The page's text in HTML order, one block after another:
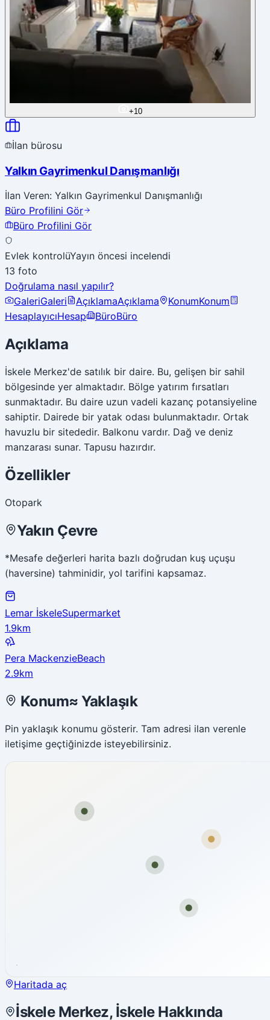
+10
İlan bürosu
Yalkın Gayrimenkul Danışmanlığı
İlan Veren: Yalkın Gayrimenkul Danışmanlığı
Büro Profilini Gör
Büro Profilini Gör
Evlek kontrolüYayın öncesi incelendi
13 foto
Doğrulama nasıl yapılır?
GaleriGaleri AçıklamaAçıklama KonumKonum
HesaplayıcıHesap BüroBüro
Açıklama
İskele Merkez'de satılık bir daire. Bu, gelişen bir sahil
bölgesinde yer almaktadır. Bölge yatırım fırsatları
sunmaktadır. Bu daire uzun vadeli kazanç potansiyeline
sahiptir. Dairede bir yatak odası bulunmaktadır. Ortak
havuzlu bir sitededir. Balkonu vardır. Dağ ve deniz
manzarası sunar. Tapusu hazırdır.
Özellikler
Otopark
Yakın Çevre
*Mesafe değerleri harita bazlı doğrudan kuş uçuşu
(haversine) tahminidir, yol tarifini kapsamaz.
Lemar İskeleSupermarket
1.9km
Pera MackenzieBeach
2.9km
Konum≈Yaklaşık
Pin yaklaşık konumu gösterir. Tam adresi ilan verenle
iletişime geçtiğinizde isteyebilirsiniz.
Haritada aç
İskele Merkez, İskele Hakkında